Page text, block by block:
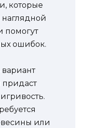
которые
помогут
ошибок.
придаст
или